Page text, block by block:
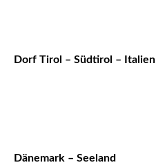
Dorf Tirol – Südtirol – Italien
Dänemark – Seeland